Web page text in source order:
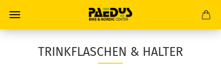
TRINKFLASCHEN & HALTER